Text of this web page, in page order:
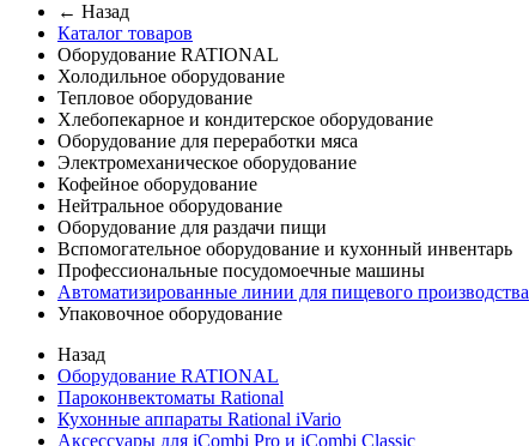
← Назад
Каталог товаров
Оборудование RATIONAL
Холодильное оборудование
Тепловое оборудование
Хлебопекарное и кондитерское оборудование
Оборудование для переработки мяса
Электромеханическое оборудование
Кофейное оборудование
Нейтральное оборудование
Оборудование для раздачи пищи
Вспомогательное оборудование и кухонный инвентарь
Профессиональные посудомоечные машины
Автоматизированные линии для пищевого производства
Упаковочное оборудование
Назад
Оборудование RATIONAL
Пароконвектоматы Rational
Кухонные аппараты Rational iVario
Аксессуары для iCombi Pro и iCombi Classic